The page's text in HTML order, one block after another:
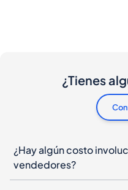
¿Tienes
¿Hay algún costo
vendedores?